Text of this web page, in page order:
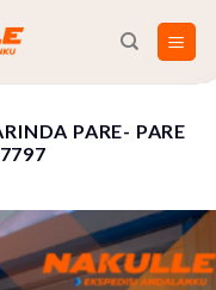
PARE- PARE